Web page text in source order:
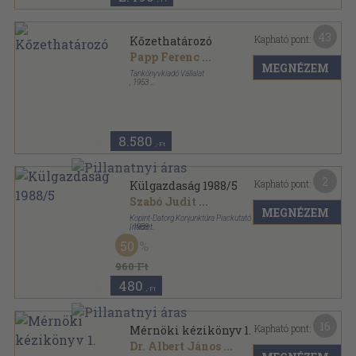
Kőzethatározó
Papp Ferenc ...
Tankönyvkiadó Vállalat
1953
8.580 ,-Ft
Kapható pont:
MEGNÉZEM
Külgazdaság 1988/5
Szabó Judit ...
Kopint-Datorg Konjunktúra Piackutató és Informatikai
Intézet
,1988
Ragasztott papírkötés
Külgazdaság sorozat
960 Ft
50
480 ,-Ft
Kapható pont:
MEGNÉZEM
Mérnöki kézikönyv 1.
Dr. Albert János ...
Kapható pont: